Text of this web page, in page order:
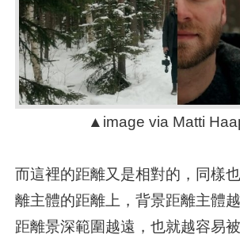
▲image via Matti
而這裡的距離又是相對的，同樣
離主體的距離上，背景距離主體
距離景深範圍越遠，也就越容易